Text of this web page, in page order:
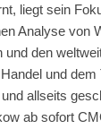
liegt sein
Analyse von
und den
und dem
allseits
ab sofort